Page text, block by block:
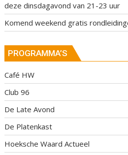
deze dinsdagavond van 21-23 uur
Komend weekend gratis
PROGRAMMA’S
Café HW
Club 96
De Late Avond
De Platenkast
Hoeksche Waard Actueel